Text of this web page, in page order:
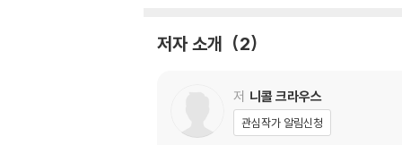
저자 소개 2
저 니콜 크라우스
관심작가 알림신청